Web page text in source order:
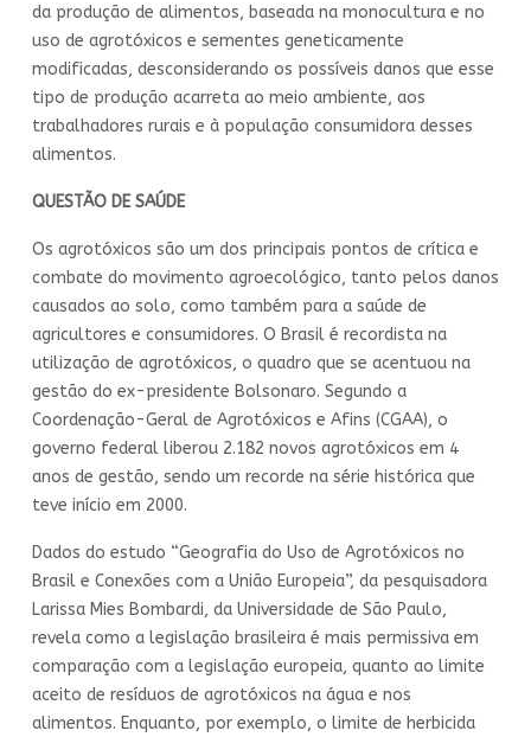
da produção de alimentos, baseada na monocultura e no
uso de agrotóxicos e sementes geneticamente
modificadas, desconsiderando os possíveis danos que esse
tipo de produção acarreta ao meio ambiente, aos
trabalhadores rurais e à população consumidora desses
alimentos.
QUESTÃO DE SAÚDE
Os agrotóxicos são um dos principais pontos de crítica e
combate do movimento agroecológico, tanto pelos danos
causados ao solo, como também para a saúde de
agricultores e consumidores. O Brasil é recordista na
utilização de agrotóxicos, o quadro que se acentuou na
gestão do ex-presidente Bolsonaro. Segundo a
Coordenação-Geral de Agrotóxicos e Afins (CGAA), o
governo federal liberou 2.182 novos agrotóxicos em 4
anos de gestão, sendo um recorde na série histórica que
teve início em 2000.
Dados do estudo “Geografia do Uso de Agrotóxicos no
Brasil e Conexões com a União Europeia”, da pesquisadora
Larissa Mies Bombardi, da Universidade de São Paulo,
revela como a legislação brasileira é mais permissiva em
comparação com a legislação europeia, quanto ao limite
aceito de resíduos de agrotóxicos na água e nos
alimentos. Enquanto, por exemplo, o limite de herbicida